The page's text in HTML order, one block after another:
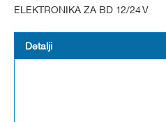
ELEKTRONIKA ZA BD 12/24 V
Detalji